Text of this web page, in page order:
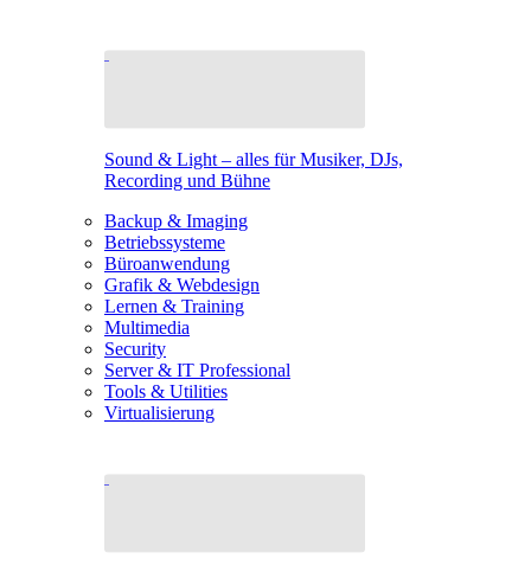
Sound & Light – alles für Musiker, DJs,
Recording und Bühne
Backup & Imaging
Betriebssysteme
Büroanwendung
Grafik & Webdesign
Lernen & Training
Multimedia
Security
Server & IT Professional
Tools & Utilities
Virtualisierung